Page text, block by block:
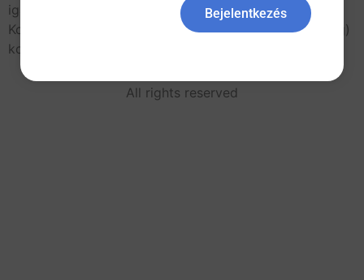
igazolódott. A 2008. évi Magyar Kardiovaszkuláris
Konszenzus Konferencián az OSAS az újabb (emerging)
kockázati tényezők […]
All rights reserved
Bejelentkezés